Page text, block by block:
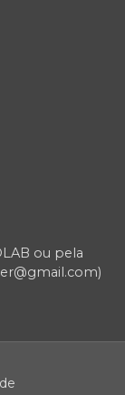
ou pela